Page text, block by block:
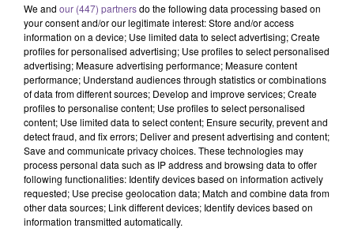
Flash FM
FLASH FM : L’actu des associations
0:00 5 min 31 sec
11 septembre 2025 - 5 min 31 sec
FORUM DES ASSOCIATIONS DE LIMOGES 2025 : CAPO
We and our (447) partnersdo the following data processing based on
your consent and/or our legitimate interest: Store and/or access
information on a device; Use limited data to select advertising; Create
profiles for personalised advertising; Use profiles to select personalised
advertising; Measure advertising performance; Measure content
performance; Understand audiences through statistics or combinations
of data from different sources; Develop and improve services; Create
profiles to personalise content; Use profiles to select personalised
content; Use limited data to select content; Ensure security, prevent and
detect fraud, and fix errors; Deliver and present advertising and content;
Save and communicate privacy choices. These technologies may
process personal data such as IP address and browsing data to offer
following functionalities: Identify devices based on information actively
requested; Use precise geolocation data; Match and combine data from
other data sources; Link different devices; Identify devices based on
information transmitted automatically.